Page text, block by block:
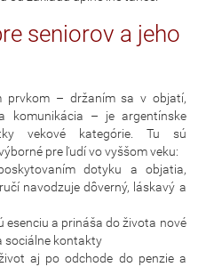
seniorov a jeho
prvkom – držaním sa v objatí,
komunikácia – je argentínske
vekové kategórie. Tu sú
pre ľudí vo vyššom veku:
dotyku a objatia,
navodzuje dôverný, láskavý a
esenciu a prináša do života nové
sociálne kontakty
aj po odchode do penzie a